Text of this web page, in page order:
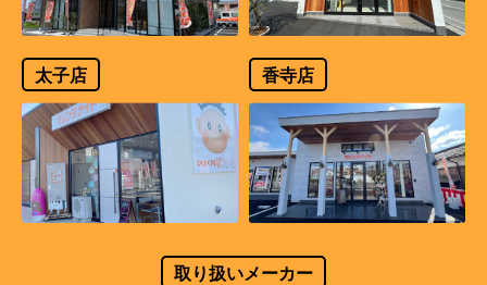
太子店 香寺店
取り扱いメーカー